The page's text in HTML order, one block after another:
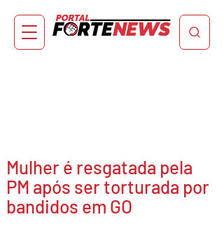
Mulher é resgatada pela
PM após ser torturada por
bandidos em GO